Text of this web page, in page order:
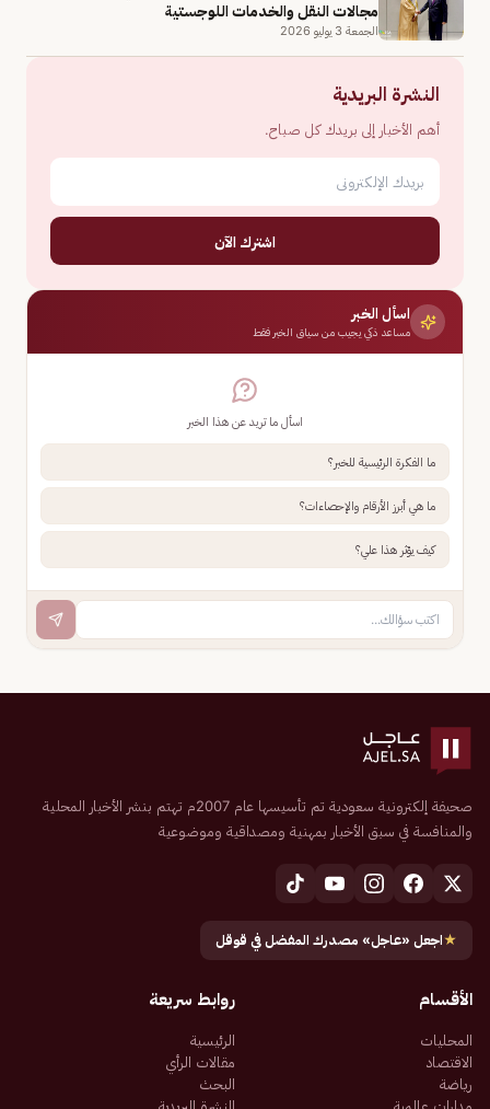
مجالات النقل والخدمات اللوجستية
الجمعة 3 يوليو 2026
النشرة البريدية
أهم الأخبار إلى بريدك كل صباح.
اشترك الآن
اسأل الخبر
مساعد ذكي يجيب من سياق الخبر فقط
اسأل ما تريد عن هذا الخبر
ما الفكرة الرئيسية للخبر؟
ما هي أبرز الأرقام والإحصاءات؟
كيف يؤثر هذا علي؟
صحيفة إلكترونية سعودية تم تأسيسها عام 2007م تهتم بنشر الأخبار المحلية
والمنافسة في سبق الأخبار بمهنية ومصداقية وموضوعية
★اجعل «عاجل» مصدرك المفضل في قوقل
الأقسام
المحليات
الاقتصاد
رياضة
روابط سريعة
الرئيسية
مقالات الرأي
البحث